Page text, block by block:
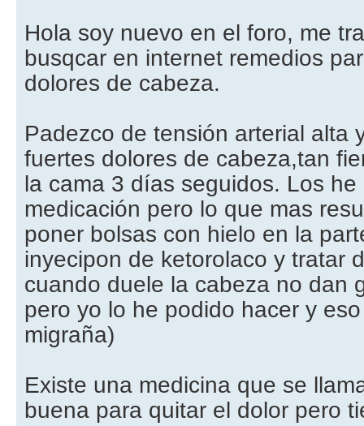
Hola soy nuevo en el foro, me
busqcar en internet remedios
dolores de cabeza.
Padezco de tensión arterial alta
fuertes dolores de cabeza,tan
la cama 3 días seguidos. Los
medicación pero lo que mas
poner bolsas con hielo en la
inyecipon de ketorolaco y tratar
cuando duele la cabeza no dan
pero yo lo he podido hacer y
migraña)
Existe una medicina que se
buena para quitar el dolor pero